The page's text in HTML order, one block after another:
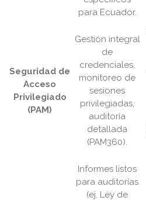
para Ecuador.
Seguridad de
Acceso
Privilegiado
(PAM)
Gestión integral
de
credenciales,
monitoreo de
sesiones
privilegiadas,
auditoría
detallada
(PAM360).
Informes listos
para auditorías
(ej. Ley de